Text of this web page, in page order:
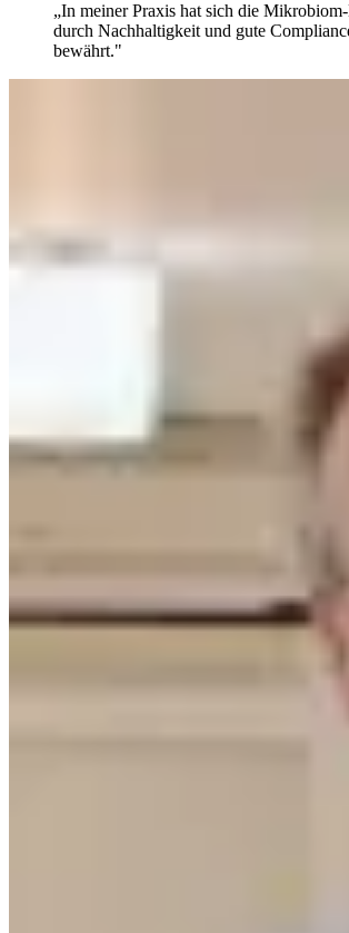
„In meiner Praxis hat sich die
durch Nachhaltigkeit und gute
bewährt."